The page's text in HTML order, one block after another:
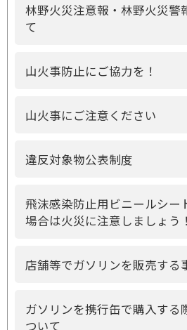
林野火災注意報・林野火災警
て
山火事防止にご協力を！
山火事にご注意ください
違反対象物公表制度
飛沫感染防止用ビニールシー
場合は火災に注意しましょう
店舗等でガソリンを販売する
ガソリンを携行缶で購入する
ついて